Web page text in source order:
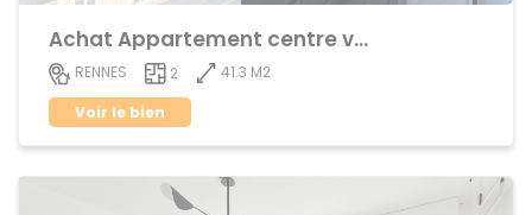
Achat Appartement centre ville
RENNES 2
41.3 M2
Voir le bien